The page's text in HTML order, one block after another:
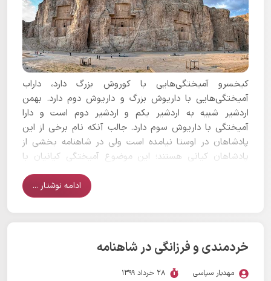
کیخسرو آمیختگی‌هایی با کوروش بزرگ دارد، داراب
آمیختگی‌هایی با داریوش بزرگ و داریوش دوم دارد. بهمن
اردشیر شبیه به اردشیر یکم و اردشیر دوم است و دارا
آمیختگی‌ با داریوش سوم دارد. جالب آنکه نام برخی از این
پادشاهان در اوستا نیامده است ولی در شاهنامه بخشی از
پادشاهان کیانی هستند؛ این موضوع آمیختگی کیانیان با
ادامه نوشتار ...
خردمندی و فرزانگی در شاهنامه
مهدیار سپاسی 28 خرداد 1399